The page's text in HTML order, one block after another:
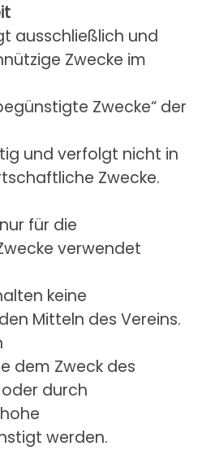
ausschließlich und
Zwecke im
Zwecke“ der
und verfolgt nicht in
Zwecke.
für die
verwendet
keine
Mitteln des Vereins.
dem Zweck des
durch
werden.